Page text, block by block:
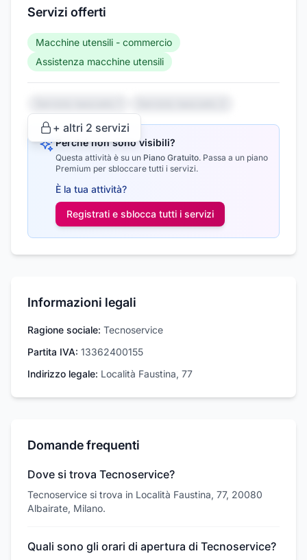
Servizi offerti
Macchine utensili - commercio
Assistenza macchine utensili
+ altri 2 servizi
Perché non sono visibili?
Questa attività è su un Piano Gratuito. Passa a un piano
Premium per sbloccare tutti i servizi.
È la tua attività?
Registrati e sblocca tutti i servizi
Informazioni legali
Ragione sociale: Tecnoservice
Partita IVA: 13362400155
Indirizzo legale: Località Faustina, 77
Domande frequenti
Dove si trova Tecnoservice?
Tecnoservice si trova in Località Faustina, 77, 20080
Albairate, Milano.
Quali sono gli orari di apertura di Tecnoservice?